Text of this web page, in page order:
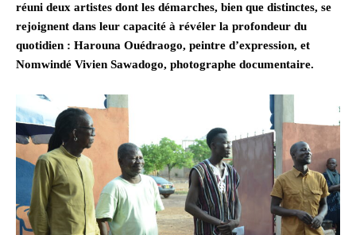
réuni deux artistes dont les démarches, bien que distinctes, se
rejoignent dans leur capacité à révéler la profondeur du
quotidien : Harouna Ouédraogo, peintre d’expression, et
Nomwindé Vivien Sawadogo, photographe documentaire.